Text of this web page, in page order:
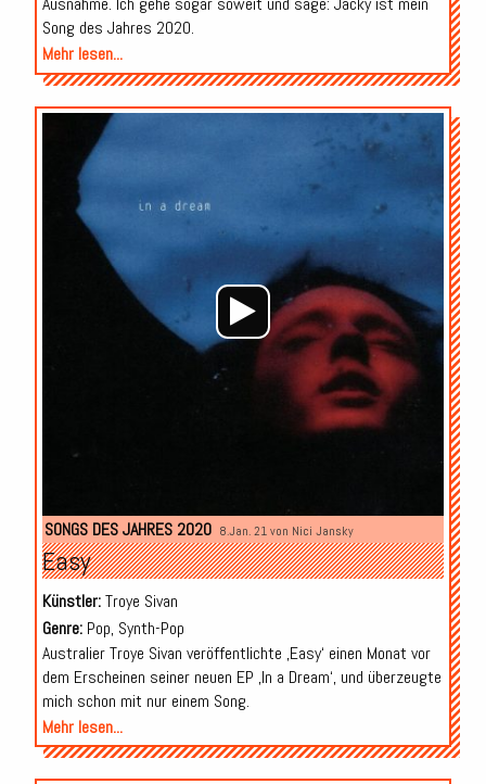
Song des Jahres 2020.
Mehr lesen...
Audio-
Player
SONGS DES JAHRES 2020 8.Jan. 21 von Nici Jansky
Easy
Künstler:Troye Sivan
Genre:Pop, Synth-Pop
Australier Troye Sivan veröffentlichte ‚Easy‘ einen Monat vor
dem Erscheinen seiner neuen EP ‚In a Dream‘, und überzeugte
mich schon mit nur einem Song.
Mehr lesen...